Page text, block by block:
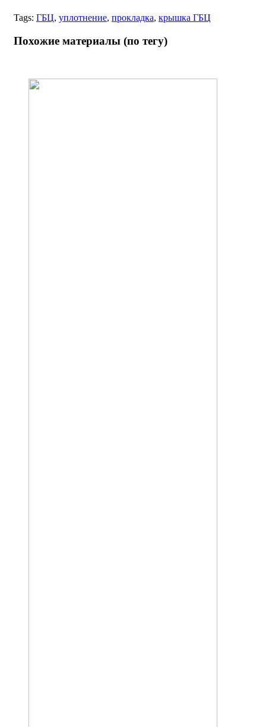
Tags: ГБЦ, уплотнение, прокладка, крышка ГБЦ
Похожие материалы (по тегу)